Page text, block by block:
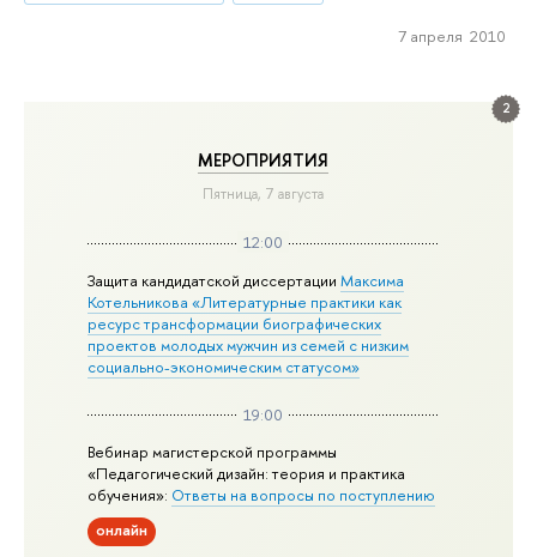
2
МЕРОПРИЯТИЯ
Пятница, 7 августа
12:00
Защита кандидатской диссертацииМаксима
Котельникова «Литературные практики как
ресурс трансформации биографических
проектов молодых мужчин из семей с низким
социально-экономическим статусом»
19:00
Вебинар магистерской программы
«Педагогический дизайн: теория и практика
обучения»: Ответы на вопросы по поступлению
онлайн
7 апреля 2010